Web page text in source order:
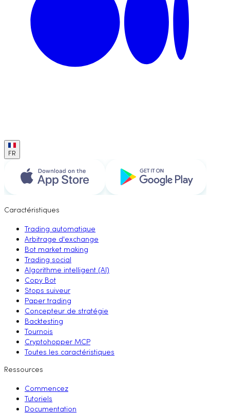
FR
Caractéristiques
Trading automatique
Arbitrage d'exchange
Bot market making
Trading social
Algorithme intelligent (AI)
Copy Bot
Stops suiveur
Paper trading
Concepteur de stratégie
Backtesting
Tournois
Cryptohopper MCP
Toutes les caractéristiques
Ressources
Commencez
Tutoriels
Documentation